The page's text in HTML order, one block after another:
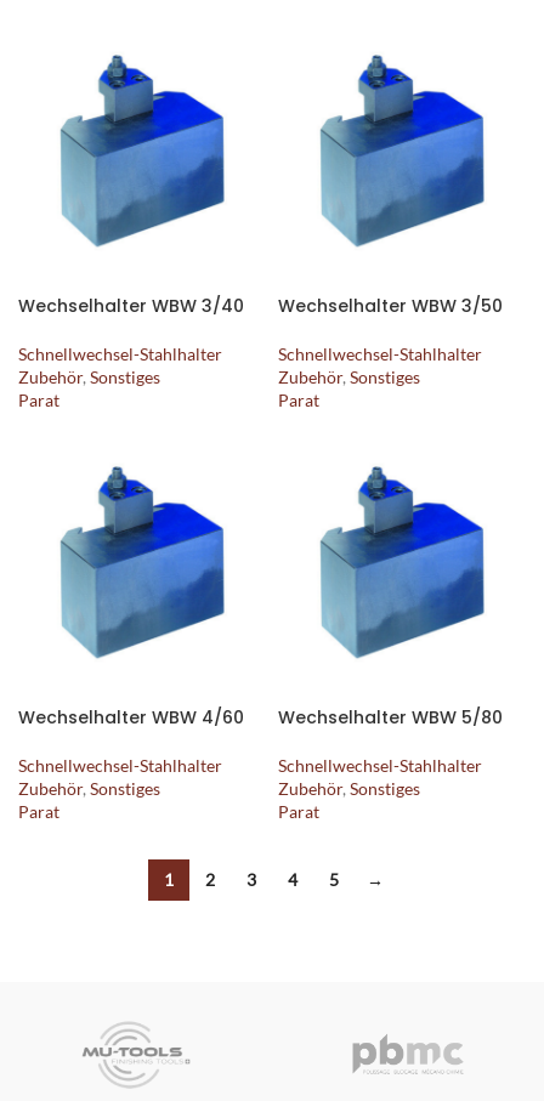
Wechselhalter WBW 3/40
Schnellwechsel-Stahlhalter
Zubehör, Sonstiges
Parat
Wechselhalter WBW 3/50
Schnellwechsel-Stahlhalter
Zubehör, Sonstiges
Parat
Wechselhalter WBW 4/60
Schnellwechsel-Stahlhalter
Zubehör, Sonstiges
Parat
Wechselhalter WBW 5/80
Schnellwechsel-Stahlhalter
Zubehör, Sonstiges
Parat
1 2 3 4 5 →